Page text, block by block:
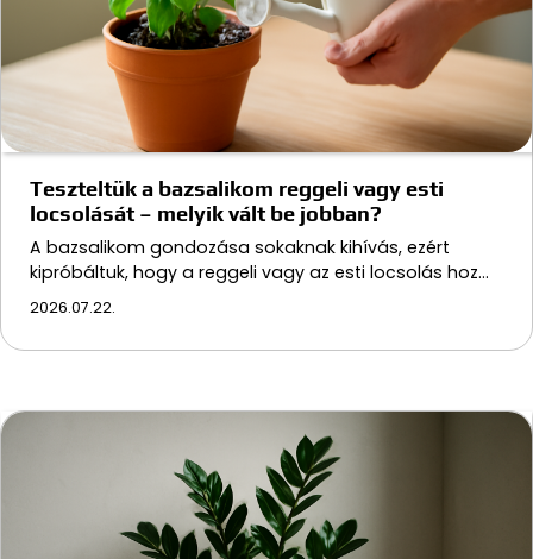
Teszteltük a bazsalikom reggeli vagy esti
locsolását – melyik vált be jobban?
A bazsalikom gondozása sokaknak kihívás, ezért
kipróbáltuk, hogy a reggeli vagy az esti locsolás hoz…
2026.07.22.